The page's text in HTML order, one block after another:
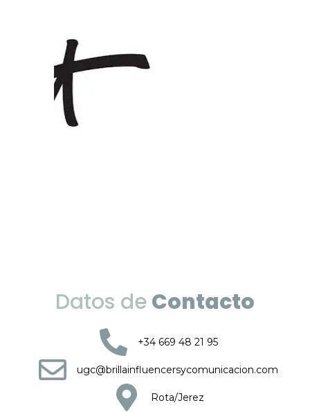
+34 669 48 21 95
Rota/Jerez